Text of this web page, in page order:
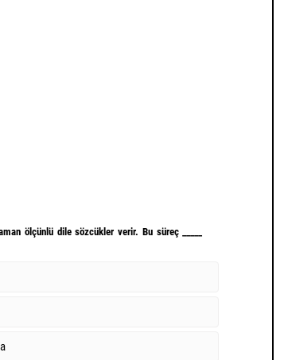
ölçünlü dile sözcükler verir. Bu süreç _____